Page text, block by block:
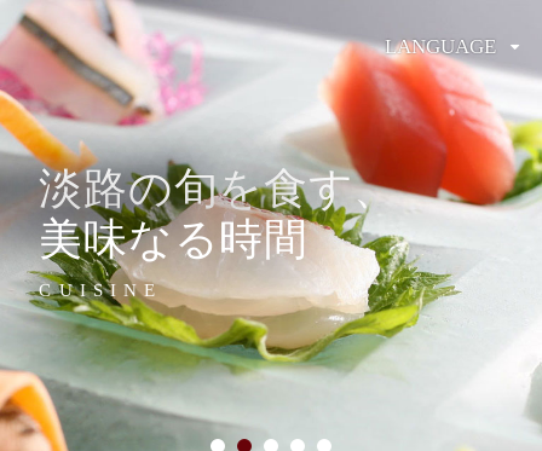
LANGUAGE
淡路の旬を食す、
美味なる時間
CUISINE